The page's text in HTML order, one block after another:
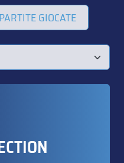
PARTITE GIOCATE